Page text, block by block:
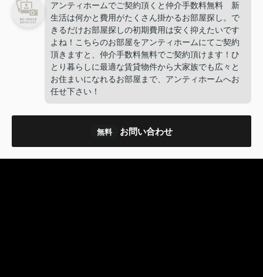
アンティホームでご契約頂くと仲介手数料無料 新
生活は何かと費用がたくさん掛かるお部屋探し。で
きるだけお部屋探しの初期費用は安く抑えたいです
よね！こちらのお部屋をアンティホームにてご契約
頂きますと、仲介手数料無料でご契約頂けます！ひ
とり暮らしに最適な賃貸物件から大家族でも広々と
お住まいになれるお部屋まで、アンティホームへお
任せ下さい！
無料 お問い合わせ